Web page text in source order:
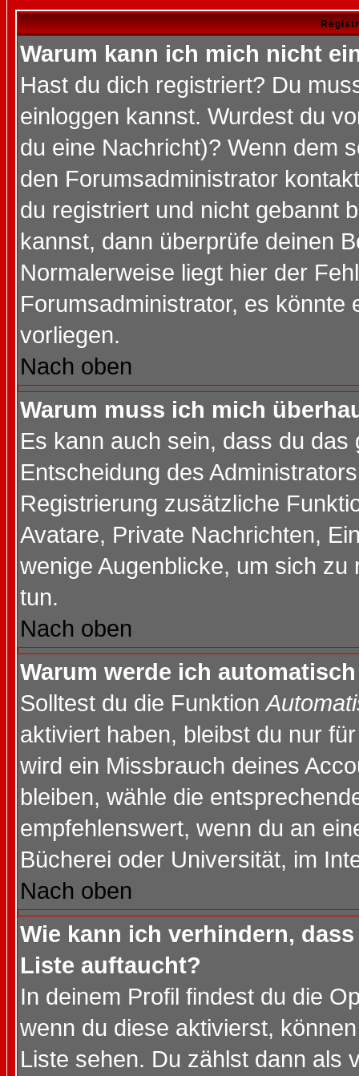
Warum kann ich mich nicht
Hast du dich registriert? Du
einloggen kannst. Wurdest du
du eine Nachricht)? Wenn dem
den Forumsadministrator
du registriert und nicht gebannt
kannst, dann überprüfe deinen
Normalerweise liegt hier der
Forumsadministrator, es könnte
vorliegen.
Nach oben
Warum muss ich mich
Es kann auch sein, dass du
Entscheidung des
Registrierung zusätzliche
Avatare, Private Nachrichten,
wenige Augenblicke, um sich
tun.
Nach oben
Warum werde ich
Solltest du die Funktion
aktiviert haben, bleibst du nur
wird ein Missbrauch deines
bleiben, wähle die
empfehlenswert, wenn du an
Bücherei oder Universität, im
Nach oben
Wie kann ich verhindern,
Liste auftaucht?
In deinem Profil findest du die
wenn du diese aktivierst,
Liste sehen. Du zählst dann als